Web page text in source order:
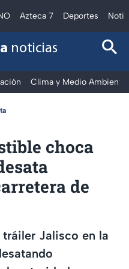
Azteca 7 Deportes
noticias
Clima y Medio Ambiente
choca
de
Jalisco en la